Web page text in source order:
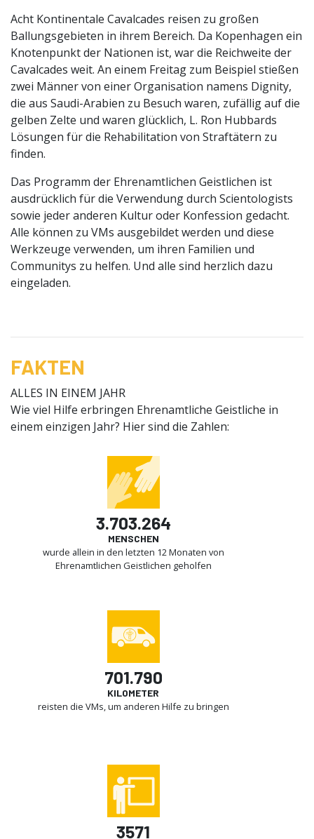
Acht Kontinentale Cavalcades reisen zu großen
Ballungsgebieten in ihrem Bereich. Da Kopenhagen ein
Knotenpunkt der Nationen ist, war die Reichweite der
Cavalcades weit. An einem Freitag zum Beispiel stießen
zwei Männer von einer Organisation namens Dignity,
die aus Saudi-Arabien zu Besuch waren, zufällig auf die
gelben Zelte und waren glücklich, L. Ron Hubbards
Lösungen für die Rehabilitation von Straftätern zu
finden.
Das Programm der Ehrenamtlichen Geistlichen ist
ausdrücklich für die Verwendung durch Scientologists
sowie jeder anderen Kultur oder Konfession gedacht.
Alle können zu VMs ausgebildet werden und diese
Werkzeuge verwenden, um ihren Familien und
Communitys zu helfen. Und alle sind herzlich dazu
eingeladen.
FAKTEN
ALLES IN EINEM JAHR
Wie viel Hilfe erbringen Ehrenamtliche Geistliche in
einem einzigen Jahr? Hier sind die Zahlen:
3.703.264
MENSCHEN
wurde allein in den letzten 12 Monaten von
Ehrenamtlichen Geistlichen geholfen
701.790
KILOMETER
reisten die VMs, um anderen Hilfe zu bringen
3571